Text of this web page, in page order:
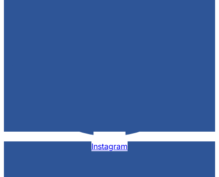
Instagram